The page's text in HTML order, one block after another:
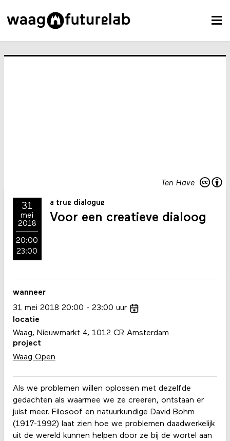
Ten Have
31
mei
2018
20:00
23:00
a true dialogue
Voor een creatieve dialoog
Als we problemen willen oplossen met dezelfde
gedachten als waarmee we ze creëren, ontstaan er
juist meer. Filosoof en natuurkundige David Bohm
(1917-1992) laat zien hoe we problemen daadwerkelijk
uit de wereld kunnen helpen door ze bij de wortel aan
wanneer
31 mei 2018 20:00 23:00 uur
locatie
Waag, Nieuwmarkt 4, 1012 CR Amsterdam
project
Waag Open